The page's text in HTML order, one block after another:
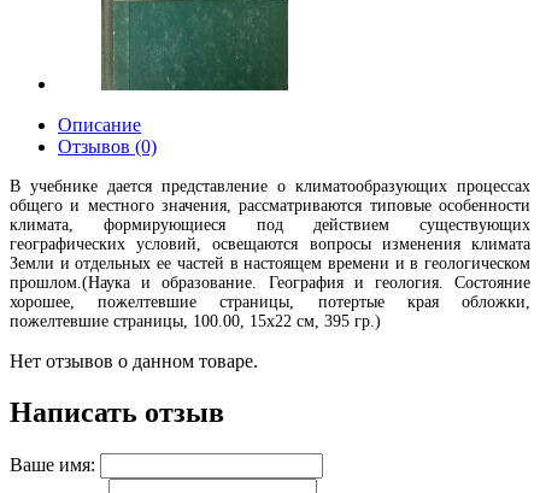
Описание
Отзывов (0)
В учебнике дается представление о климатообразующих процессах
общего и местного значения, рассматриваются типовые особенности
климата, формирующиеся под действием существующих
географических условий, освещаются вопросы изменения климата
Земли и отдельных ее частей в настоящем времени и в геологическом
прошлом.(Наука и образование. География и геология. Состояние
хорошее, пожелтевшие страницы, потертые края обложки,
пожелтевшие страницы, 100.00, 15х22 см, 395 гр.)
Нет отзывов о данном товаре.
Написать отзыв
Ваше имя: